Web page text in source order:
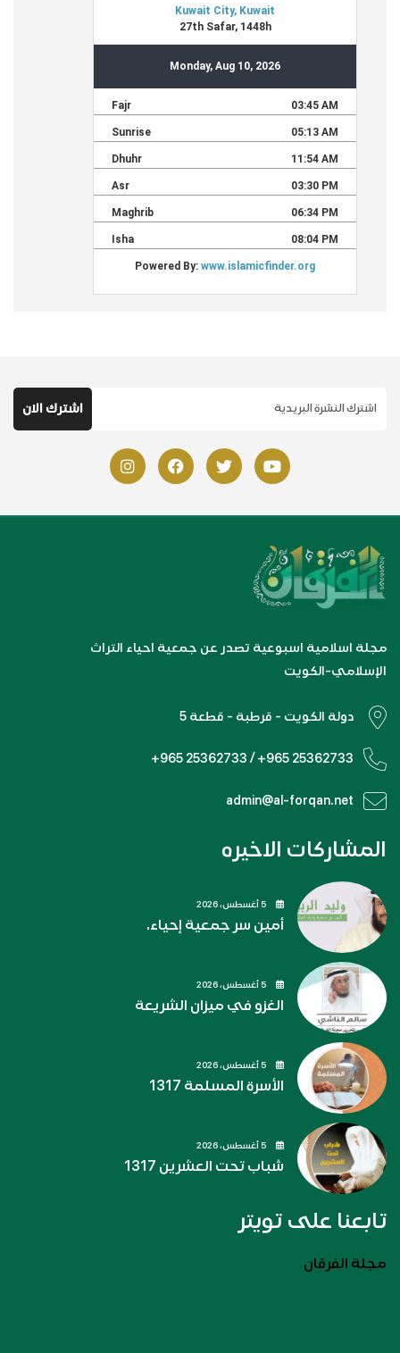
مجلة اسلامية اسبوعية تصدر عن جمعية احياء التراث
الإسلامي-الكويت
دولة الكويت - قرطبة - قطعة 5
+965 25362733 / +965 25362733
admin@al-forqan.net
المشاركات الاخيره
أمين سر جمعية إحياء.
الغزو في ميزان الشريعة
الأسرة المسلمة 1317
شباب تحت العشرين 1317
تابعنا على تويتر
مجلة الفرقان